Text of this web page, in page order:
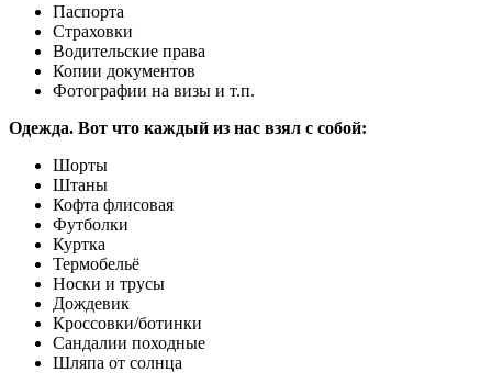
Паспорта
Страховки
Водительские права
Копии документов
Фотографии на визы и т.п.
Одежда. Вот что каждый из нас взял с собой:
Шорты
Штаны
Кофта флисовая
Футболки
Куртка
Термобельё
Носки и трусы
Дождевик
Кроссовки/ботинки
Сандалии походные
Шляпа от солнца